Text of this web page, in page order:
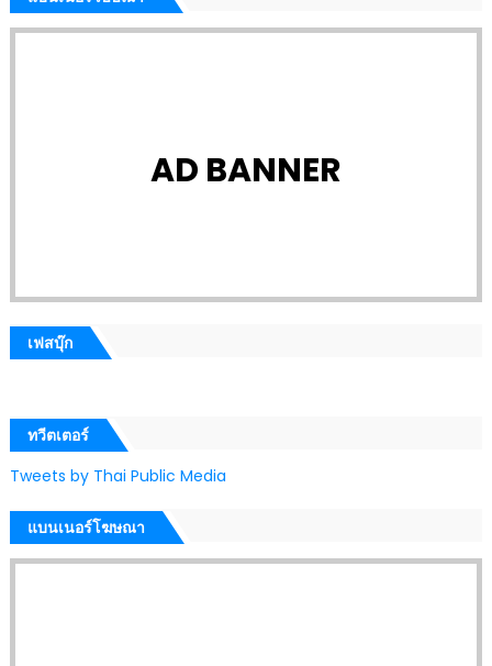
AD BANNER
เฟสบุ๊ก
ทวีตเตอร์
Tweets by Thai Public Media
แบนเนอร์โฆษณา